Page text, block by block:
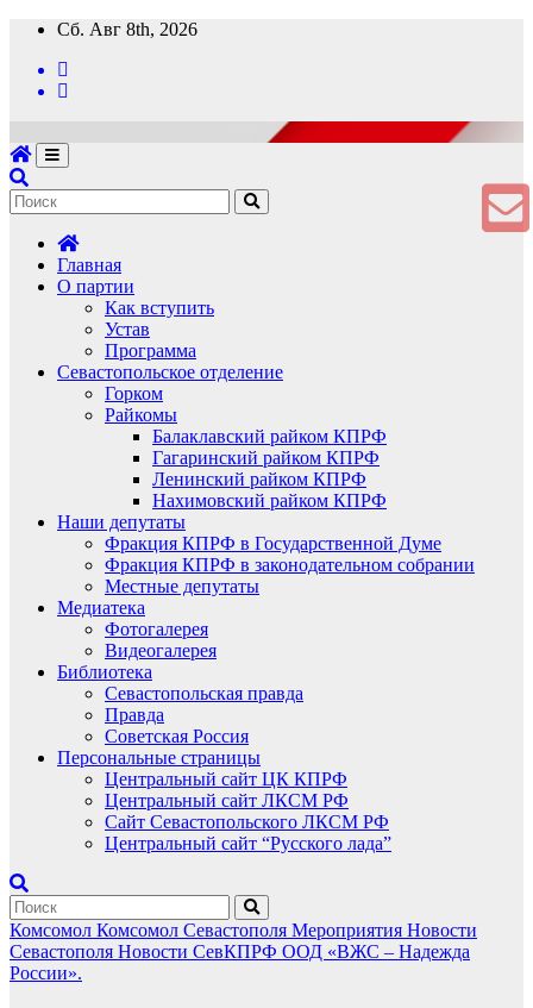
Перейти
содержимому
Сб. Авг 8th, 2026
Главная
О партии
Как вступить
Устав
Программа
Севастопольское отделение
Горком
Райкомы
Балаклавский райком КПРФ
Гагаринский райком КПРФ
Ленинский райком КПРФ
Нахимовский райком КПРФ
Наши депутаты
Фракция КПРФ в Государственной Думе
Фракция КПРФ в законодательном собрании
Местные депутаты
Медиатека
Фотогалерея
Видеогалерея
Библиотека
Севастопольская правда
Правда
Советская Россия
Персональные страницы
Центральный сайт ЦК КПРФ
Центральный сайт ЛКСМ РФ
Сайт Севастопольского ЛКСМ РФ
Центральный сайт “Русского лада”
Комсомол Комсомол Севастополя Мероприятия Новости
Севастополя Новости СевКПРФ ООД «ВЖС – Надежда
России».